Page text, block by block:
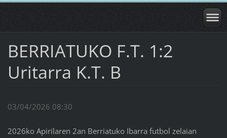
BERRIATUKO F.T. 1:2
Uritarra K.T. B
03/04/2026 08:30
2026ko Apirilaren 2an Berriatuko Ibarra futbol zelaian